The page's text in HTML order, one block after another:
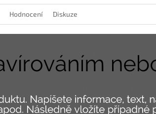
Hodnocení Diskuze